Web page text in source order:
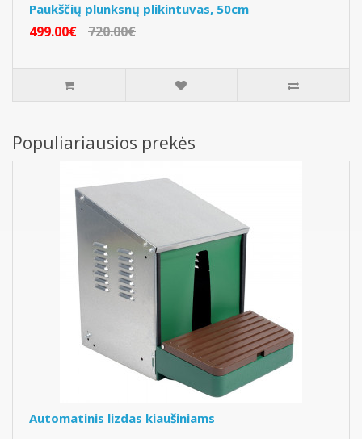
Paukščių plunksnų plikintuvas, 50cm
499.00€ 720.00€
Populiariausios prekės
Automatinis lizdas kiaušiniams